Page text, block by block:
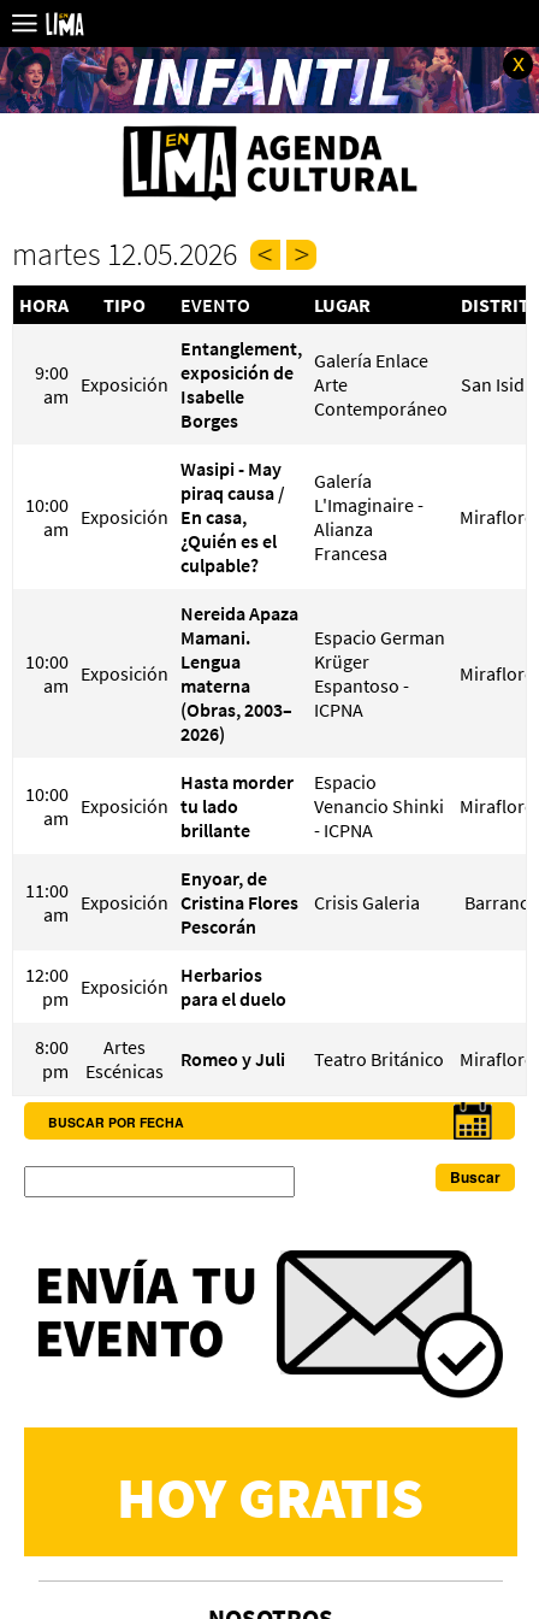
x
martes 12.05.2026
HORA TIPO EVENTO LUGAR
9:00
am Exposición
Entanglement,
exposición de
Isabelle
Borges
Galería Enlace
Arte
Contemporáneo
San
10:00
am Exposición
Wasipi - May
piraq causa /
En casa,
¿Quién es el
culpable?
Galería
L'Imaginaire -
Alianza
Francesa
10:00
am Exposición
Nereida Apaza
Mamani.
Lengua
materna
(Obras, 2003–
2026)
Espacio German
Krüger
Espantoso -
ICPNA
10:00
am Exposición
Hasta morder
tu lado
brillante
Espacio
Venancio Shinki
- ICPNA
11:00
am Exposición
Enyoar, de
Cristina Flores
Pescorán
Crisis Galeria Barranco
12:00
pm Exposición Herbarios
para el duelo
8:00
pm
Artes
Escénicas
Romeo y Juli Teatro Británico
BUSCAR POR FECHA
HOY GRATIS